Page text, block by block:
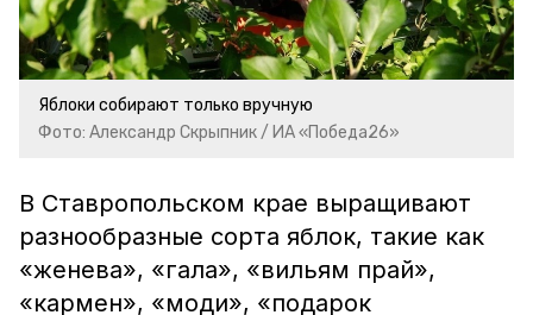
Яблоки собирают только вручную
Фото: Александр Скрыпник / ИА «Победа26»
В Ставропольском крае выращивают
разнообразные сорта яблок, такие как
«женева», «гала», «вильям прай»,
«кармен», «моди», «подарок